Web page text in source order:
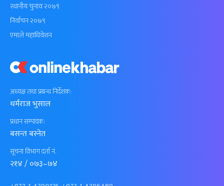
अध्यक्ष तथा प्रबन्ध निर्देशक:
धर्मराज भुसाल
प्रधान सम्पादक:
बसन्त बस्नेत
सूचना विभाग दर्ता नं.
२१४ / ०७३–७४
स्थानीय चुनाव २०७९
निर्वाचन २०७९
एमाले महाधिवेशन